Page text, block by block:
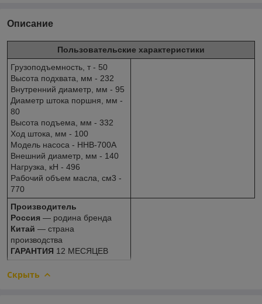
Описание
Пользовательские характеристики
Грузоподъемность, т - 50
Высота подхвата, мм - 232
Внутренний диаметр, мм - 95
Диаметр штока поршня, мм -
80
Высота подъема, мм - 332
Ход штока, мм - 100
Модель насоса - HHB-700A
Внешний диаметр, мм - 140
Нагрузка, кН - 496
Рабочий объем масла, см3 -
770
Производитель
Россия — родина бренда
Китай — страна
производства
ГАРАНТИЯ 12 МЕСЯЦЕВ
Скрыть